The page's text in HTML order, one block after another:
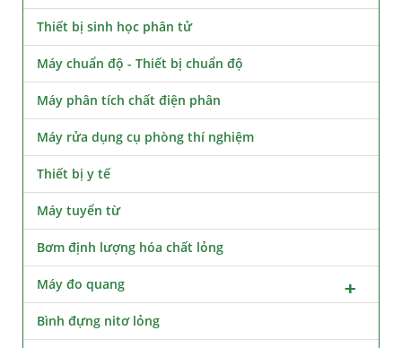
Thiết bị sinh học phân tử
Máy chuẩn độ - Thiết bị chuẩn độ
Máy phân tích chất điện phân
Máy rửa dụng cụ phòng thí nghiệm
Thiết bị y tế
Máy tuyển từ
Bơm định lượng hóa chất lỏng
Máy đo quang
Bình đựng nitơ lỏng